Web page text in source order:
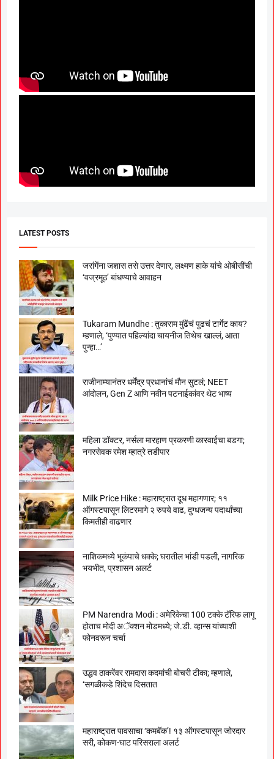
LATEST POSTS
जरांगेंना जशास तसे उत्तर देणार, लक्ष्मण हाके यांचे ओबीसींची
‘वज्रमूठ’ बांधण्याचे आवाहन
Tukaram Mundhe : तुकाराम मुंढेंचं पुढचं टार्गेट काय?
म्हणाले, ‘पुण्यात पहिल्यांदा चायनीज तिथेच खाल्लं, आता
पुन्हा…’
राजीनाम्यानंतर धर्मेंद्र प्रधानांचं मौन सुटलं; NEET
आंदोलन, Gen Z आणि नवीन पटनाईकांवर थेट भाष्य
महिला डॉक्टर, नर्सला मारहाण प्रकरणी कारवाईचा बडगा;
नगरसेवक रमेश म्हात्रे तडीपार
Milk Price Hike : महाराष्ट्रात दूध महागणार; ११
ऑगस्टपासून लिटरमागे २ रुपये वाढ, दुग्धजन्य पदार्थांच्या
किमतीही वाढणार
नाशिकमध्ये भूकंपाचे धक्के; घरातील भांडी पडली, नागरिक
भयभीत, प्रशासन अलर्ट
PM Narendra Modi : अमेरिकेचा 100 टक्के टॅरिफ लागू
होताच मोदी अॅक्शन मोडमध्ये; जे.डी. व्हान्स यांच्याशी
फोनवरून चर्चा
उद्धव ठाकरेंवर रामदास कदमांची बोचरी टीका; म्हणाले,
‘सगळीकडे शिंदेच दिसतात
महाराष्ट्रात पावसाचा ‘कमबॅक’! १३ ऑगस्टपासून जोरदार
सरी, कोकण-घाट परिसराला अलर्ट